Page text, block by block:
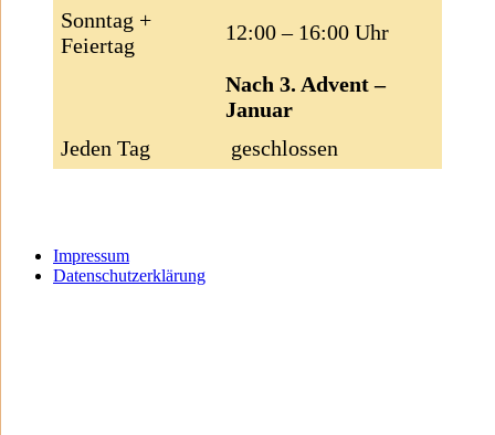
Sonntag +
Feiertag
12:00 – 16:00 Uhr
Nach 3. Advent –
Januar
Jeden Tag
geschlossen
Impressum
Datenschutzerklärung